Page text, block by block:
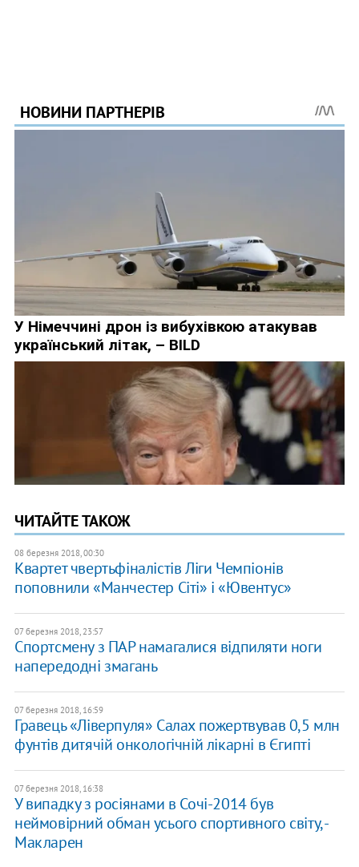
ЧИТАЙТЕ ТАКОЖ
08 березня 2018, 00:30
Квартет чвертьфіналістів Ліги Чемпіонів
поповнили «Манчестер Сіті» і «Ювентус»
07 березня 2018, 23:57
Спортсмену з ПАР намагалися відпиляти ноги
напередодні змагань
07 березня 2018, 16:59
Гравець «Ліверпуля» Салах пожертвував 0,5 млн
фунтів дитячій онкологічній лікарні в Єгипті
07 березня 2018, 16:38
У випадку з росіянами в Сочі-2014 був
неймовірний обман усього спортивного світу, -
Макларен